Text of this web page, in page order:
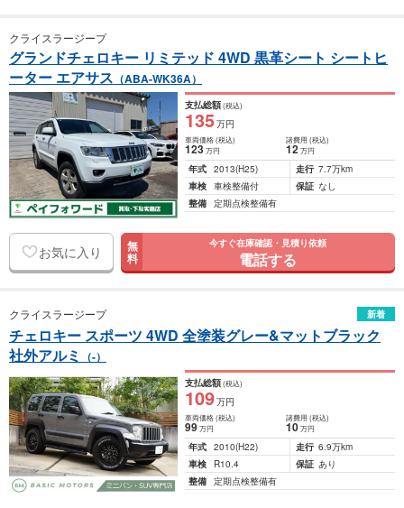
クライスラージープ
グランドチェロキー リミテッド 4WD 黒革シート シートヒ
ーター エアサス （ABA-WK36A）
支払総額(税込)
135万円
車両価格(税込)
123万円
諸費用 (税込)
12 万円
年式 2013(H25) 走行 7.7万km
車検 車検整備付 保証 なし
整備 定期点検整備有
お気に入り 無
料
今すぐ在庫確認・見積り依頼
電話する
クライスラージープ 新着
チェロキー スポーツ 4WD 全塗装グレー&マットブラック
社外アルミ （-）
支払総額(税込)
109万円
車両価格(税込)
99万円
諸費用 (税込)
10 万円
年式 2010(H22) 走行 6.9万km
車検
R10.4 保証 あり
整備 定期点検整備有